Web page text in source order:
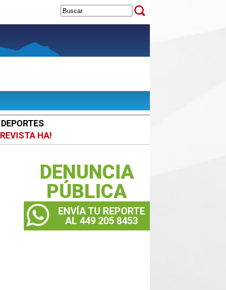
DEPORTES
REVISTA HA!
DENUNCIA
PÚBLICA
ENVÍA TU REPORTE
AL 449 205 8453